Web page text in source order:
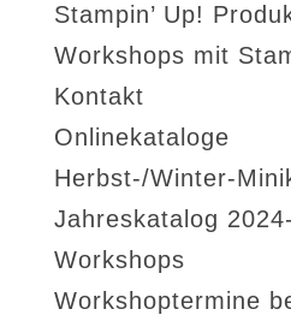
Stampin’ Up!
Workshops mit
Kontakt
Onlinekataloge
Herbst-/Winter-
Jahreskatalog
Workshops
Workshoptermine